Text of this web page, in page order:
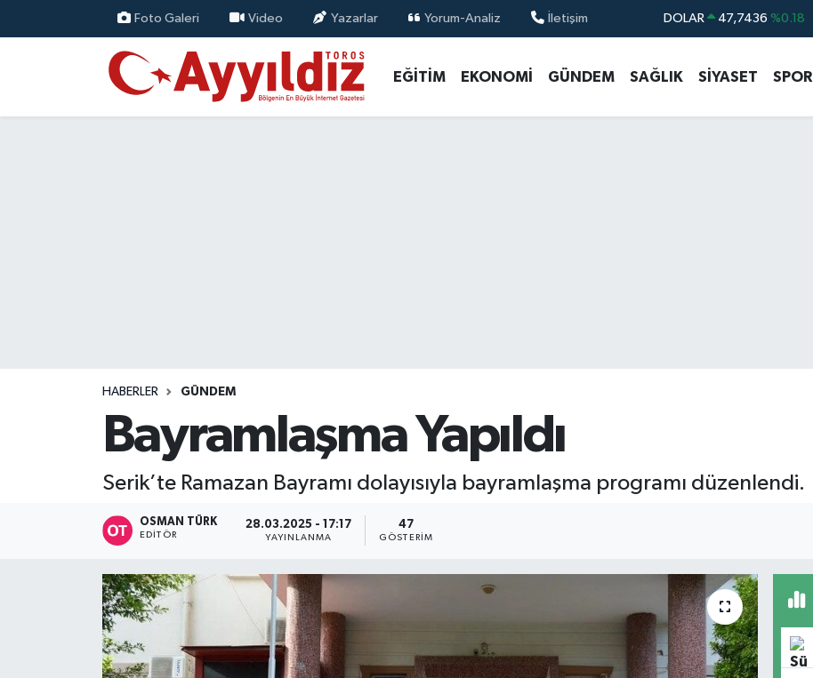
Foto Galeri Video Yazarlar Yorum-Analiz İletişim DOLAR 47,7436 %0.18
STERLİN 64,4811 %0.38
GRAM ALTIN 6660.55 %0.03
EĞİTİM EKONOMİ GÜNDEM SAĞLIK SİYASET SPOR
HABERLER GÜNDEM
Bayramlaşma Yapıldı
Serik’te Ramazan Bayramı dolayısıyla bayramlaşma programı düzenlendi.
OSMAN TÜRK
EDITÖR
28.03.2025 - 17:17
YAYINLANMA
47
GÖSTERIM